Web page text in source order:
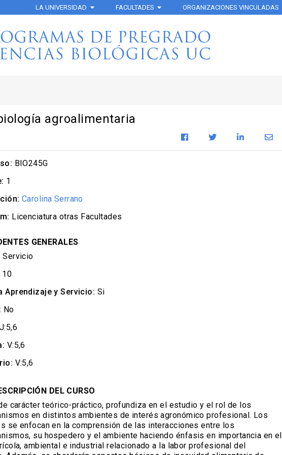
LA UNIVERSIDAD FACULTADES ORGANIZACIONES VINCULADAS
agroalimentaria
BIO245G
1
Carolina Serrano
Licenciatura otras Facultades
GENERALES
Servicio
10
Aprendizaje y Servicio: Si
No
J:5,6
V:5,6
V:5,6
DEL CURSO
carácter teórico-práctico, profundiza en el estudio y el rol de los
en distintos ambientes de interés agronómico profesional. Los
se enfocan en la comprensión de las interacciones entre los
su hospedero y el ambiente haciendo énfasis en importancia en el
ambiental e industrial relacionado a la labor profesional del